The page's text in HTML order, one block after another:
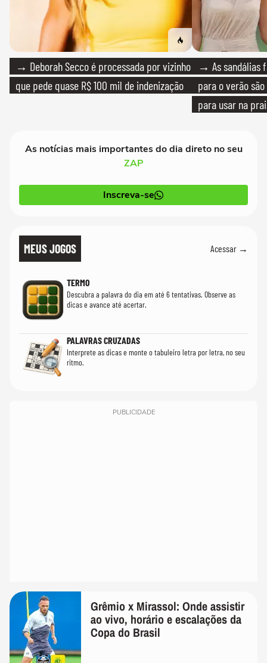
→ Deborah Secco é processada por vizinho
que pede quase R$ 100 mil de indenização
→ As sandálias
para o verão
para usar na
As notícias mais importantes do dia direto no seu
ZAP
Inscreva-se
MEUS JOGOS Acessar →
TERMO
Descubra a palavra do dia em até 6 tentativas. Observe as
dicas e avance até acertar.
PALAVRAS CRUZADAS
Interprete as dicas e monte o tabuleiro letra por letra, no seu
ritmo.
PUBLICIDADE
Grêmio x Mirassol: Onde assistir
ao vivo, horário e escalações da
Copa do Brasil